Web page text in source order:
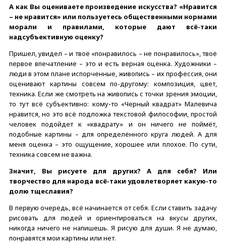
А как Вы оцениваете произведение искусства? «Нравится
– не нравится» или пользуетесь общественными нормами
морали и правилами, которые дают всё-таки
надсубъективную оценку?
Пришел, увидел – и твоё «понравилось – не понравилось», твоё
первое впечатление – это и есть верная оценка. Художники –
люди в этом плане испорченные, живопись – их профессия, они
оценивают картины совсем по-другому: композиция, цвет,
техника. Если же смотреть на живопись с точки зрения эмоции,
то тут всё субъективно: кому-то «Черный квадрат» Малевича
нравится, но это всё подложка текстовой философии, простой
человек подойдет к «квадрату» и он ничего не поймёт,
подобные картины – для определённого круга людей. А для
меня оценка – это ощущение, хорошее или плохое. По сути,
техника совсем не важна.
Значит, Вы рисуете для других? А для себя? Или
творчество для народа всё-таки удовлетворяет какую-то
долю тщеславия?
В первую очередь, всё начинается от себя. Если ставить задачу
рисовать для людей и ориентироваться на вкусы других,
никогда ничего не напишешь. Я рисую для души. Я не думаю,
понравятся мои картины или нет.